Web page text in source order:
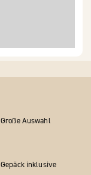
Große Auswahl
Gepäck inklusive